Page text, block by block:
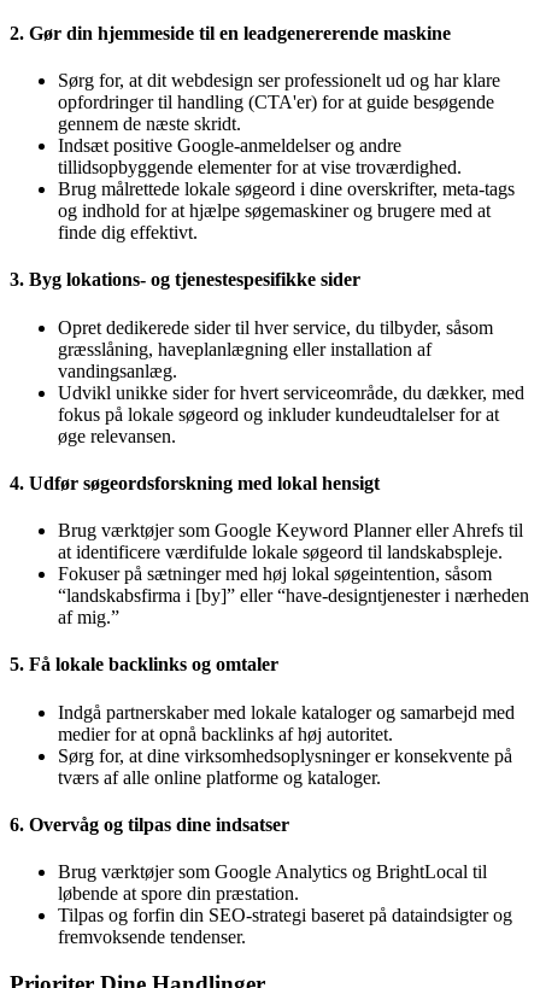
2. Gør din hjemmeside til en leadgenererende maskine
Sørg for, at dit webdesign ser professionelt ud og har klare
opfordringer til handling (CTA'er) for at guide besøgende
gennem de næste skridt.
Indsæt positive Google-anmeldelser og andre
tillidsopbyggende elementer for at vise troværdighed.
Brug målrettede lokale søgeord i dine overskrifter, meta-tags
og indhold for at hjælpe søgemaskiner og brugere med at
finde dig effektivt.
3. Byg lokations- og tjenestespesifikke sider
Opret dedikerede sider til hver service, du tilbyder, såsom
græsslåning, haveplanlægning eller installation af
vandingsanlæg.
Udvikl unikke sider for hvert serviceområde, du dækker, med
fokus på lokale søgeord og inkluder kundeudtalelser for at
øge relevansen.
4. Udfør søgeordsforskning med lokal hensigt
Brug værktøjer som Google Keyword Planner eller Ahrefs til
at identificere værdifulde lokale søgeord til landskabspleje.
Fokuser på sætninger med høj lokal søgeintention, såsom
“landskabsfirma i [by]” eller “have-designtjenester i nærheden
af mig.”
5. Få lokale backlinks og omtaler
Indgå partnerskaber med lokale kataloger og samarbejd med
medier for at opnå backlinks af høj autoritet.
Sørg for, at dine virksomhedsoplysninger er konsekvente på
tværs af alle online platforme og kataloger.
6. Overvåg og tilpas dine indsatser
Brug værktøjer som Google Analytics og BrightLocal til
løbende at spore din præstation.
Tilpas og forfin din SEO-strategi baseret på dataindsigter og
fremvoksende tendenser.